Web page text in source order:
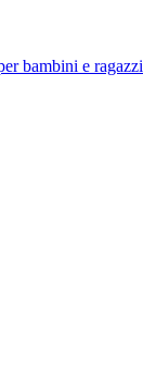
bambini e ragazzi